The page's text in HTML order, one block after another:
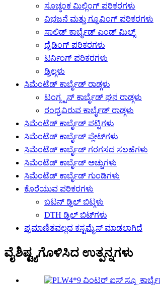
ಸೂಚ್ಯಂಕ ಮಿಲ್ಲಿಂಗ್ ಪರಿಕರಗಳು
ವಿಭಜನೆ ಮತ್ತು ಗ್ರೂವಿಂಗ್ ಪರಿಕರಗಳು
ಸಾಲಿಡ್ ಕಾರ್ಬೈಡ್ ಎಂಡ್ ಮಿಲ್ಸ್
ಥ್ರೆಡಿಂಗ್ ಪರಿಕರಗಳು
ಟರ್ನಿಂಗ್ ಪರಿಕರಗಳು
ಡ್ರಿಲ್ಗಳು
ಸಿಮೆಂಟೆಡ್ ಕಾರ್ಬೈಡ್ ರಾಡ್ಗಳು
ಟಂಗ್ಸ್ಟನ್ ಕಾರ್ಬೈಡ್ ಘನ ರಾಡ್ಗಳು
ರಂಧ್ರವಿರುವ ಕಾರ್ಬೈಡ್ ರಾಡ್ಗಳು
ಸಿಮೆಂಟೆಡ್ ಕಾರ್ಬೈಡ್ ಪಟ್ಟಿಗಳು
ಸಿಮೆಂಟೆಡ್ ಕಾರ್ಬೈಡ್ ಪ್ಲೇಟ್‌ಗಳು
ಸಿಮೆಂಟೆಡ್ ಕಾರ್ಬೈಡ್ ಗರಗಸದ ಸಲಹೆಗಳು
ಸಿಮೆಂಟೆಡ್ ಕಾರ್ಬೈಡ್ ಅಚ್ಚುಗಳು
ಸಿಮೆಂಟೆಡ್ ಕಾರ್ಬೈಡ್ ಗುಂಡಿಗಳು
ಕೊರೆಯುವ ಪರಿಕರಗಳು
ಬಟನ್ ಡ್ರಿಲ್ ಬಿಟ್ಗಳು
DTH ಡ್ರಿಲ್ ಬಿಟ್‌ಗಳು
ಪ್ರಮಾಣಿತವಲ್ಲದ ಕಸ್ಟಮೈಸ್ ಮಾಡಲಾಗಿದೆ
ವೈಶಿಷ್ಟ್ಯಗೊಳಿಸಿದ ಉತ್ಪನ್ನಗಳು